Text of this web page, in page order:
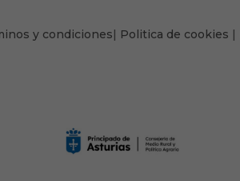
y condiciones| Politica de cookies |